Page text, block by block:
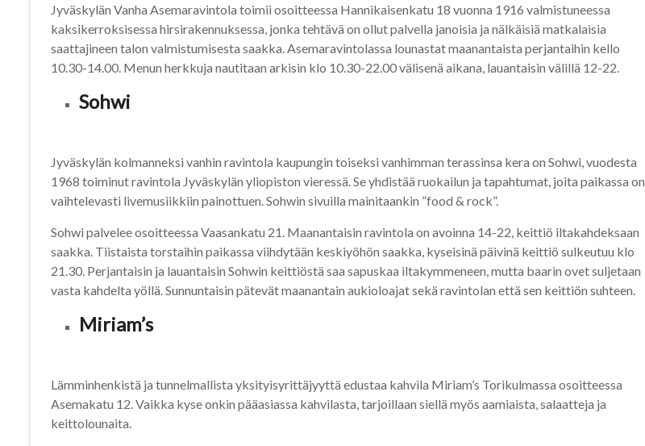
Jyväskylän Vanha Asemaravintola toimii osoitteessa Hannikaisenkatu 18 vuonna 1916 valmistuneessa
kaksikerroksisessa hirsirakennuksessa, jonka tehtävä on ollut palvella janoisia ja nälkäisiä matkalaisia
saattajineen talon valmistumisesta saakka. Asemaravintolassa lounastat maanantaista perjantaihin kello
10.30-14.00. Menun herkkuja nautitaan arkisin klo 10.30-22.00 välisenä aikana, lauantaisin välillä 12-22.
Sohwi
Jyväskylän kolmanneksi vanhin ravintola kaupungin toiseksi vanhimman terassinsa kera on Sohwi, vuodesta
1968 toiminut ravintola Jyväskylän yliopiston vieressä. Se yhdistää ruokailun ja tapahtumat, joita paikassa on
vaihtelevasti livemusiikkiin painottuen. Sohwin sivuilla mainitaankin ”food & rock”.
Sohwi palvelee osoitteessa Vaasankatu 21. Maanantaisin ravintola on avoinna 14-22, keittiö iltakahdeksaan
saakka. Tiistaista torstaihin paikassa viihdytään keskiyöhön saakka, kyseisinä päivinä keittiö sulkeutuu klo
21.30. Perjantaisin ja lauantaisin Sohwin keittiöstä saa sapuskaa iltakymmeneen, mutta baarin ovet suljetaan
vasta kahdelta yöllä. Sunnuntaisin pätevät maanantain aukioloajat sekä ravintolan että sen keittiön suhteen.
Miriam’s
Lämminhenkistä ja tunnelmallista yksityisyrittäjyyttä edustaa kahvila Miriam’s Torikulmassa osoitteessa
Asemakatu 12. Vaikka kyse onkin pääasiassa kahvilasta, tarjoillaan siellä myös aamiaista, salaatteja ja
keittolounaita.